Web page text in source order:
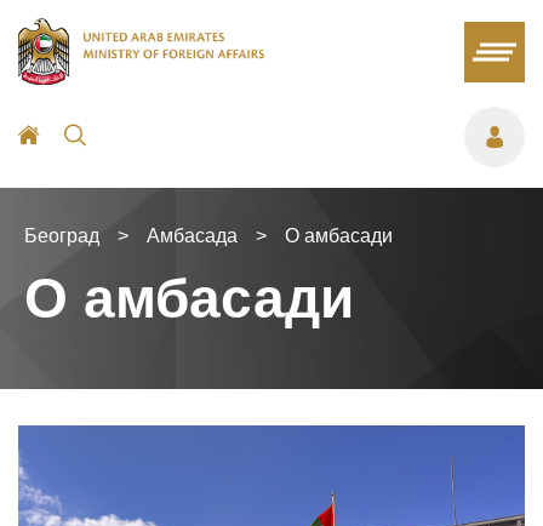
Београд > Амбасада > О амбасади
О амбасади